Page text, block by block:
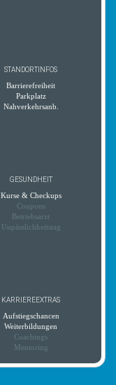
STANDORTINFOS
Barrierefreiheit
Parkplatz
Nahverkehrsanb.
GESUNDHEIT
Kurse & Checkups
Coupons
Betriebsarzt
Unpässlichkeitstag
KARRIEREEXTRAS
Aufstiegschancen
Weiterbildungen
Coachings
Mentoring